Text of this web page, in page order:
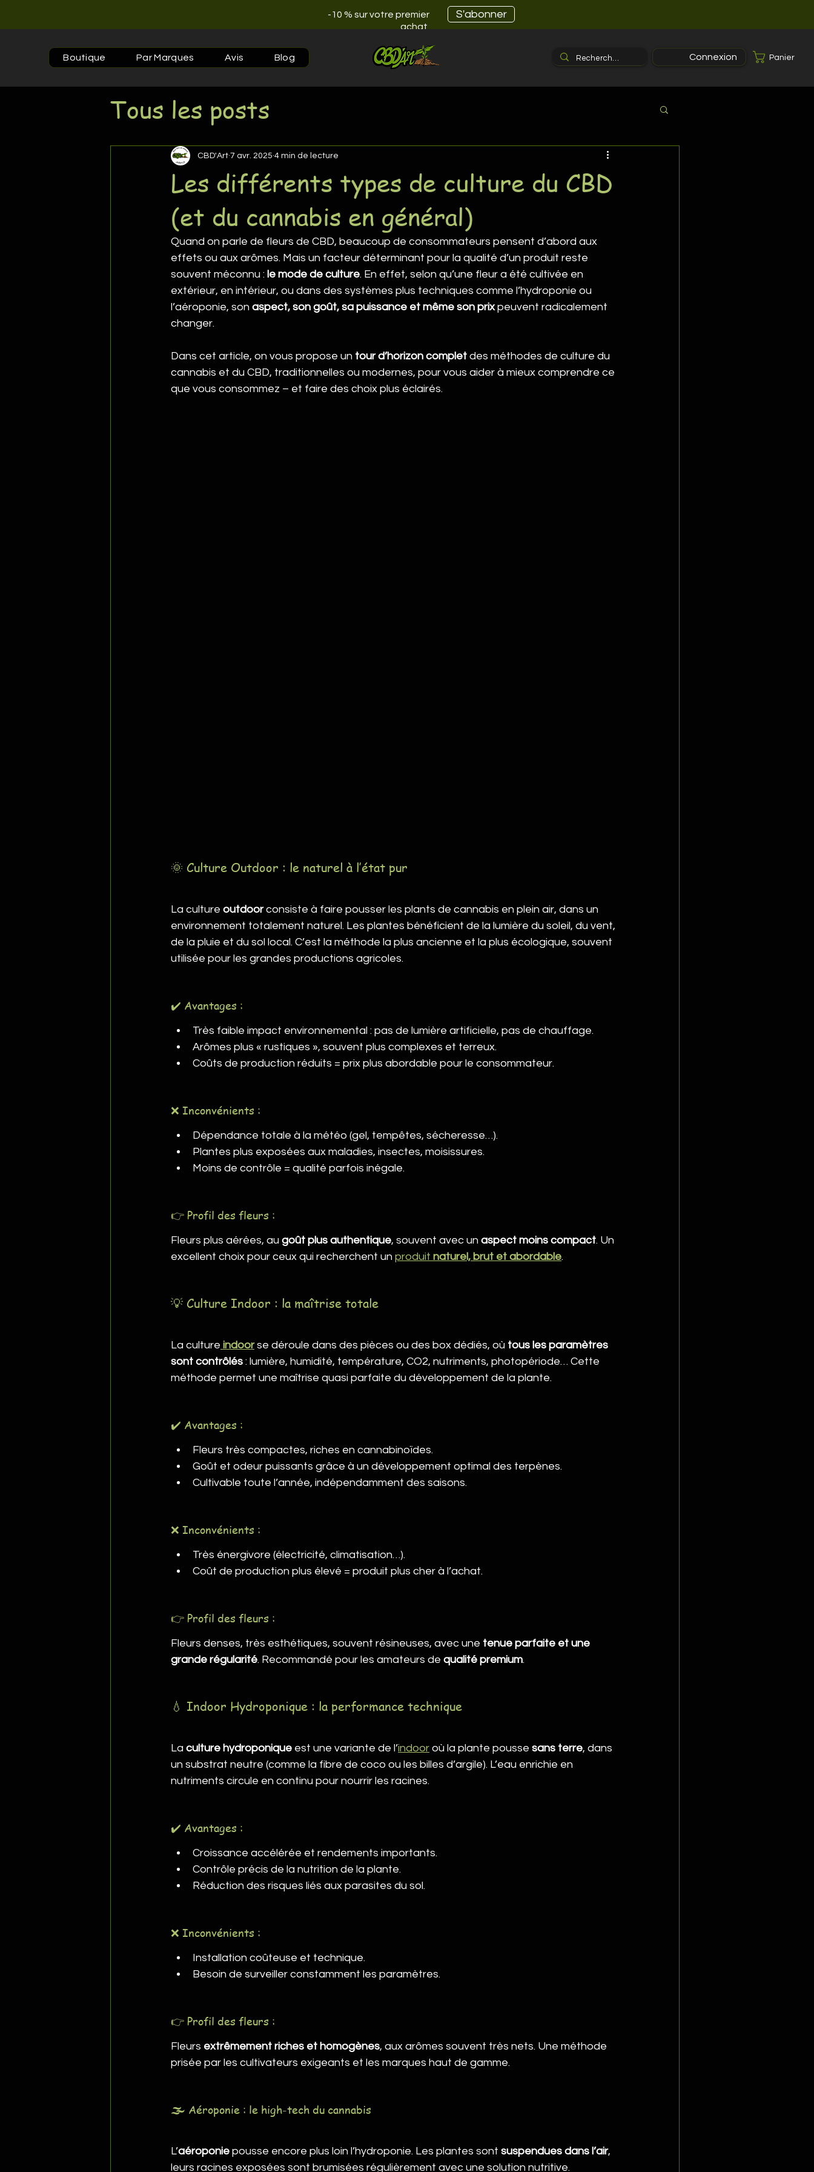
-10 % sur votre premier
achat
S'abonner
Boutique Par Marques Avis Blog Connexion Panier
Tous les posts
Les différents types de culture du CBD
(et du cannabis en général)
CBD'Art 7 avr. 2025 4 min de lecture
Quand on parle de fleurs de CBD, beaucoup de consommateurs pensent d’abord aux
effets ou aux arômes. Mais un facteur déterminant pour la qualité d’un produit reste
souvent méconnu : le mode de culture. En effet, selon qu’une fleur a été cultivée en
extérieur, en intérieur, ou dans des systèmes plus techniques comme l’hydroponie ou
l’aéroponie, son aspect, son goût, sa puissance et même son prix peuvent radicalement
changer.
Dans cet article, on vous propose un tour d’horizon complet des méthodes de culture du
cannabis et du CBD, traditionnelles ou modernes, pour vous aider à mieux comprendre ce
que vous consommez – et faire des choix plus éclairés.
🌞 Culture Outdoor : le naturel à l’état pur
La culture outdoor consiste à faire pousser les plants de cannabis en plein air, dans un
environnement totalement naturel. Les plantes bénéficient de la lumière du soleil, du vent,
de la pluie et du sol local. C’est la méthode la plus ancienne et la plus écologique, souvent
utilisée pour les grandes productions agricoles.
✔️ Avantages :
Très faible impact environnemental : pas de lumière artificielle, pas de chauffage.
Arômes plus « rustiques », souvent plus complexes et terreux.
Coûts de production réduits = prix plus abordable pour le consommateur.
❌ Inconvénients :
Dépendance totale à la météo (gel, tempêtes, sécheresse…).
Plantes plus exposées aux maladies, insectes, moisissures.
Moins de contrôle = qualité parfois inégale.
👉 Profil des fleurs :
Fleurs plus aérées, au goût plus authentique, souvent avec un aspect moins compact. Un
excellent choix pour ceux qui recherchent un produit naturel, brut et abordable.
💡 Culture Indoor : la maîtrise totale
La culture indoor se déroule dans des pièces ou des box dédiés, où tous les paramètres
sont contrôlés : lumière, humidité, température, CO2, nutriments, photopériode… Cette
méthode permet une maîtrise quasi parfaite du développement de la plante.
✔️ Avantages :
Fleurs très compactes, riches en cannabinoïdes.
Goût et odeur puissants grâce à un développement optimal des terpènes.
Cultivable toute l’année, indépendamment des saisons.
❌ Inconvénients :
Très énergivore (électricité, climatisation…).
Coût de production plus élevé = produit plus cher à l’achat.
👉 Profil des fleurs :
Fleurs denses, très esthétiques, souvent résineuses, avec une tenue parfaite et une
grande régularité. Recommandé pour les amateurs de qualité premium.
💧 Indoor Hydroponique : la performance technique
La culture hydroponique est une variante de l’indoor où la plante pousse sans terre, dans
un substrat neutre (comme la fibre de coco ou les billes d’argile). L’eau enrichie en
nutriments circule en continu pour nourrir les racines.
✔️ Avantages :
Croissance accélérée et rendements importants.
Contrôle précis de la nutrition de la plante.
Réduction des risques liés aux parasites du sol.
❌ Inconvénients :
Installation coûteuse et technique.
Besoin de surveiller constamment les paramètres.
👉 Profil des fleurs :
Fleurs extrêmement riches et homogènes, aux arômes souvent très nets. Une méthode
prisée par les cultivateurs exigeants et les marques haut de gamme.
🌫️ Aéroponie : le high-tech du cannabis
L’aéroponie pousse encore plus loin l’hydroponie. Les plantes sont suspendues dans l’air,
leurs racines exposées sont brumisées régulièrement avec une solution nutritive.